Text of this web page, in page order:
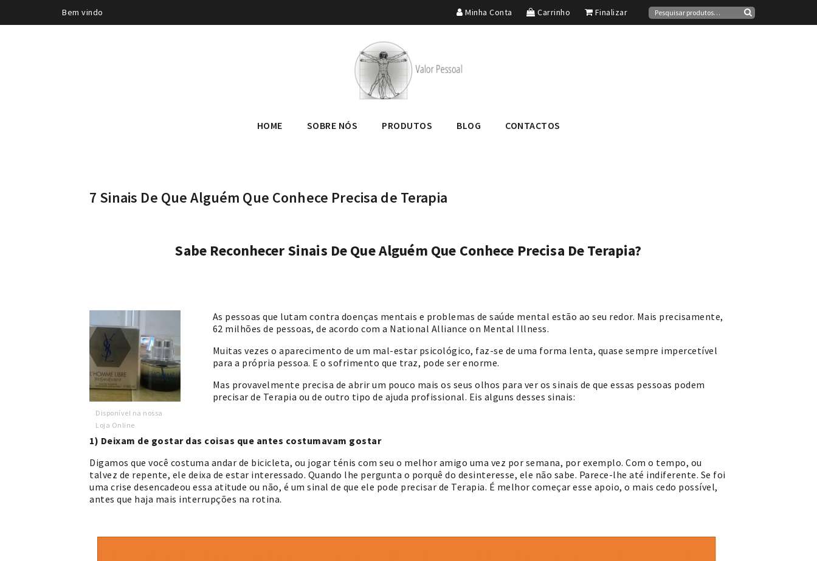
Bem vindo
Pesquisar
por:
Pesquisa
Minha Conta Carrinho Finalizar
HOME SOBRE NÓS PRODUTOS BLOG CONTACTOS
7 Sinais De Que Alguém Que Conhece Precisa de Terapia
Sabe Reconhecer Sinais De Que Alguém Que Conhece Precisa De Terapia?
Disponível na nossa
Loja Online
As pessoas que lutam contra doenças mentais e problemas de saúde mental estão ao seu redor. Mais precisamente,
62 milhões de pessoas, de acordo com a National Alliance on Mental Illness.
Muitas vezes o aparecimento de um mal-estar psicológico, faz-se de uma forma lenta, quase sempre impercetível
para a própria pessoa. E o sofrimento que traz, pode ser enorme.
Mas provavelmente precisa de abrir um pouco mais os seus olhos para ver os sinais de que essas pessoas podem
precisar de Terapia ou de outro tipo de ajuda profissional. Eis alguns desses sinais:
1) Deixam de gostar das coisas que antes costumavam gostar
Digamos que você costuma andar de bicicleta, ou jogar ténis com seu o melhor amigo uma vez por semana, por exemplo. Com o tempo, ou
talvez de repente, ele deixa de estar interessado. Quando lhe pergunta o porquê do desinteresse, ele não sabe. Parece-lhe até indiferente. Se foi
uma crise desencadeou essa atitude ou não, é um sinal de que ele pode precisar de Terapia. É melhor começar esse apoio, o mais cedo possível,
antes que haja mais interrupções na rotina.